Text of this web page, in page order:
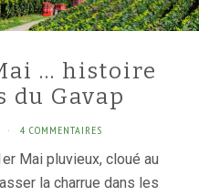
… histoire
du Gavap
· 4 COMMENTAIRES
Mai pluvieux, cloué au
la charrue dans les